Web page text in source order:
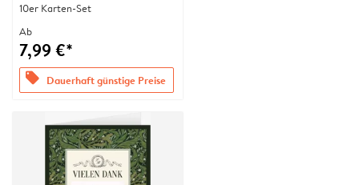
10er Karten-Set
Ab
7,99 €*
offers Dauerhaft günstige Preise